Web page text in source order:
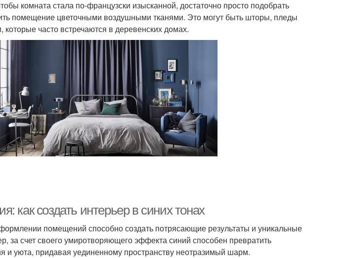
комната стала по-французски изысканной, достаточно просто подобрать
помещение цветочными воздушными тканями. Это могут быть шторы, пледы
часто встречаются в деревенских домах.
как создать интерьер в синих тонах
помещений способно создать потрясающие результаты и уникальные
за счет своего умиротворяющего эффекта синий способен превратить
и уюта, придавая уединенному пространству неотразимый шарм.